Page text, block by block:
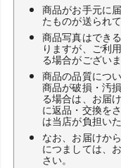
商品がお手元に
たものが送られ
商品写真はでき
りますが、ご利
る場合がござい
商品の品質につ
商品が破損・汚
る場合は、お届
に返品・交換を
は当店が負担い
なお、お届けか
につましては、
さい。